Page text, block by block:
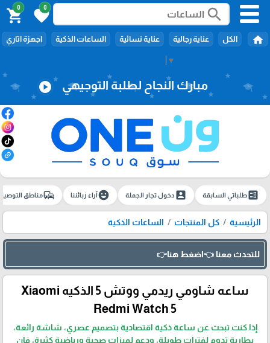
▼
search
0
favorite
0
shopping_cart
home الكل عناية رجالية عناية نسائية الساعات الذكية اجهزة اتاري
مبارك النجاح لطلبة التوجيهي play_circle
ballotطلباتي السابقة account_boxدخول تجار الجملة emoji_emotionsآراء زبائننا commuteمناطق
الرئيسية كل المنتجات الساعات الذكية
للتحدث معنا 👈اضغط هنا👉
ساعه شاومي ريدمي ووتش 5 الذكيه Xiaomi
Redmi Watch 5
إذا كنت تبحث عن ساعة ذكية اقتصادية بتصميم عصري، شاشة رائعة،
بطارية تدوم لفترات طويلة، ودعم لميزات صحية ورياضية كثيرة، فإن